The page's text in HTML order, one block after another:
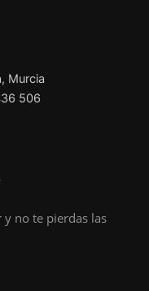
Murcia
506
y no te pierdas las